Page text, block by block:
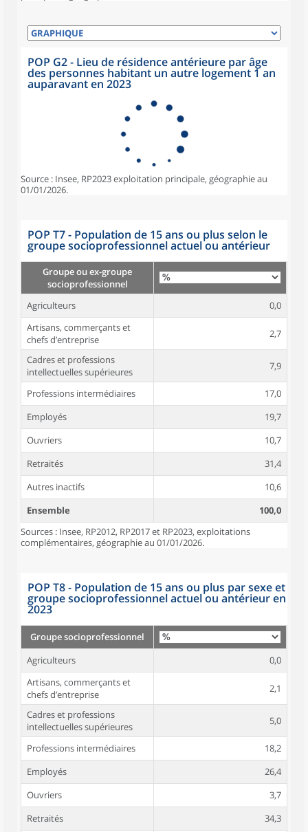
POP G2 - Lieu de résidence antérieure par âge
des personnes habitant un autre logement 1 an
auparavant en 2023
Source : Insee, RP2023 exploitation principale, géographie au
01/01/2026.
POP T7 - Population de 15 ans ou plus selon le
groupe socioprofessionnel actuel ou antérieur
Groupe ou ex-groupe
socioprofessionnel
Agriculteurs
0,0
Artisans, commerçants et
chefs d’entreprise
2,7
Cadres et professions
intellectuelles supérieures
7,9
Professions intermédiaires
17,0
Employés
19,7
Ouvriers
10,7
Retraités
31,4
Autres inactifs
10,6
Ensemble
100,0
Sources : Insee, RP2012, RP2017 et RP2023, exploitations
complémentaires, géographie au 01/01/2026.
POP T8 - Population de 15 ans ou plus par sexe et
groupe socioprofessionnel actuel ou antérieur en
2023
Groupe socioprofessionnel
Agriculteurs
0,0
Artisans, commerçants et
chefs d’entreprise
2,1
Cadres et professions
intellectuelles supérieures
5,0
Professions intermédiaires
18,2
Employés
26,4
Ouvriers
3,7
Retraités
34,3